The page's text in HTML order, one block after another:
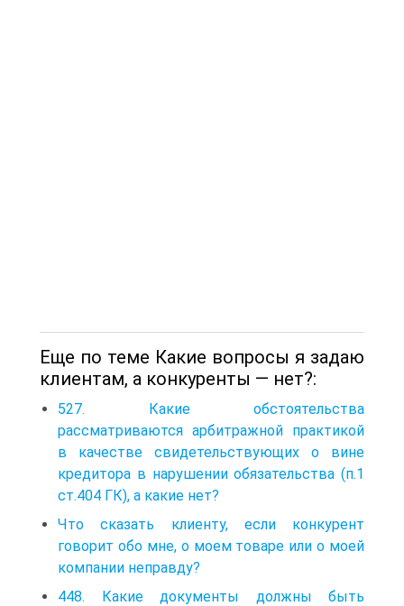
Еще по теме Какие вопросы я задаю
клиентам, а конкуренты — нет?:
527. Какие обстоятельства
рассматриваются арбитражной практикой
в качестве свидетельствующих о вине
кредитора в нарушении обязательства (п.1
ст.404 ГК), а какие нет?
Что сказать клиенту, если конкурент
говорит обо мне, о моем товаре или о моей
компании неправду?
448. Какие документы должны быть